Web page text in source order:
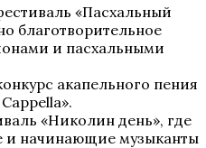
«Пасхальный
благотворительное
и пасхальными
акапельного пения
«Николин день», где
и начинающие музыканты